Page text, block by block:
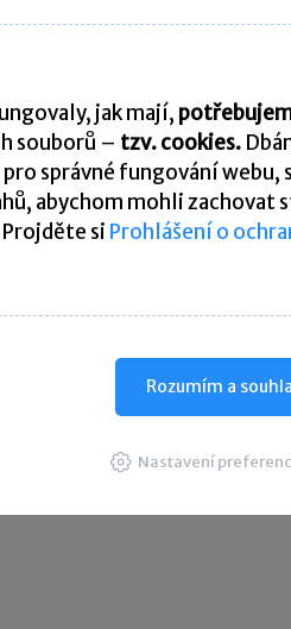
jak mají,
souborů – tzv. cookies.
správné fungování
abychom mohli zachovat
Projděte si Prohlášení o
Rozumím a
Nastavení